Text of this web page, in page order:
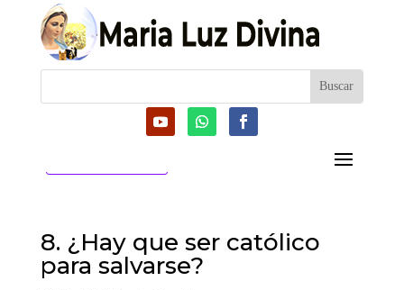
8. ¿Hay que ser católico
para salvarse?